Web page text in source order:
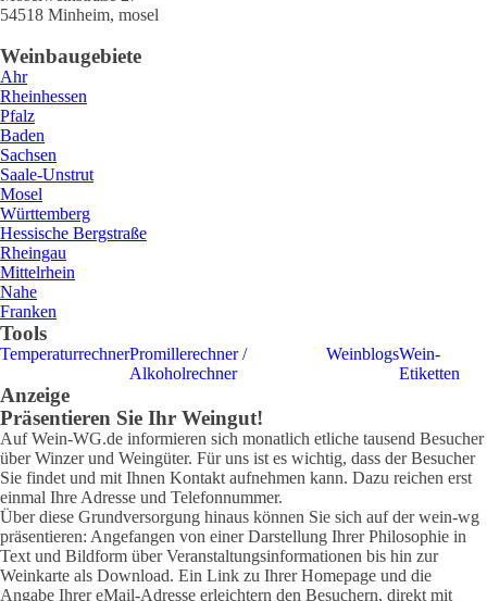
54518 Minheim, mosel
Weinbaugebiete
Ahr
Rheinhessen
Pfalz
Baden
Sachsen
Saale-Unstrut
Mosel
Württemberg
Hessische Bergstraße
Rheingau
Mittelrhein
Nahe
Franken
Tools
TemperaturrechnerPromillerechner /
Alkoholrechner
WeinblogsWein-
Etiketten
Anzeige
Präsentieren Sie Ihr Weingut!
Auf Wein-WG.de informieren sich monatlich etliche tausend Besucher
über Winzer und Weingüter. Für uns ist es wichtig, dass der Besucher
Sie findet und mit Ihnen Kontakt aufnehmen kann. Dazu reichen erst
einmal Ihre Adresse und Telefonnummer.
Über diese Grundversorgung hinaus können Sie sich auf der wein-wg
präsentieren: Angefangen von einer Darstellung Ihrer Philosophie in
Text und Bildform über Veranstaltungsinformationen bis hin zur
Weinkarte als Download. Ein Link zu Ihrer Homepage und die
Angabe Ihrer eMail-Adresse erleichtern den Besuchern, direkt mit